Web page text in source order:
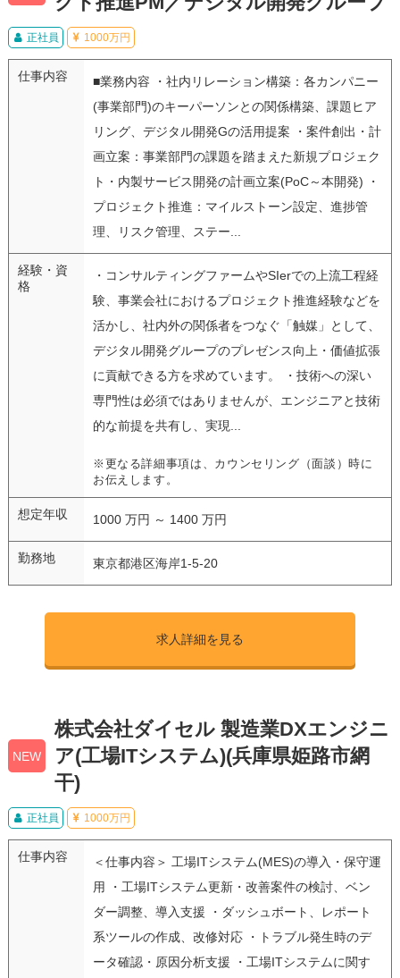
正社員 1000万円
仕事内容
■業務内容 ・社内リレーション構築：各カンパニー
(事業部門)のキーパーソンとの関係構築、課題ヒア
リング、デジタル開発Gの活用提案 ・案件創出・計
画立案：事業部門の課題を踏まえた新規プロジェク
ト・内製サービス開発の計画立案(PoC～本開発) ・
プロジェクト推進：マイルストーン設定、進捗管
理、リスク管理、ステー...
経験・資
格
・コンサルティングファームやSIerでの上流工程経
験、事業会社におけるプロジェクト推進経験などを
活かし、社内外の関係者をつなぐ「触媒」として、
デジタル開発グループのプレゼンス向上・価値拡張
に貢献できる方を求めています。 ・技術への深い
専門性は必須ではありませんが、エンジニアと技術
的な前提を共有し、実現...
※更なる詳細事項は、カウンセリング（面談）時に
お伝えします。
想定年収 1000 万円 ～ 1400 万円
勤務地 東京都港区海岸1-5-20
求人詳細を見る
NEW
株式会社ダイセル 製造業DXエンジニ
ア(工場ITシステム)(兵庫県姫路市網
干)
正社員 1000万円
仕事内容
＜仕事内容＞ 工場ITシステム(MES)の導入・保守運
用 ・工場ITシステム更新・改善案件の検討、ベン
ダー調整、導入支援 ・ダッシュボート、レポート
系ツールの作成、改修対応 ・トラブル発生時のデ
ータ確認・原因分析支援 ・工場ITシステムに関す